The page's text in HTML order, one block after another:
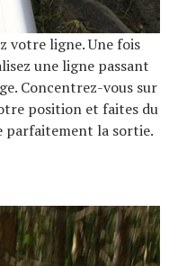
votre ligne. Une fois
une ligne passant
Concentrez-vous sur
position et faites du
parfaitement la sortie.